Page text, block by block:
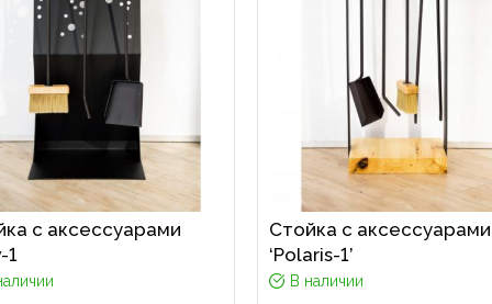
с аксессуарами
1
Стойка с аксессуарами
‘Polaris-1’
В наличии